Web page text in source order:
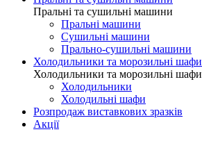
Пральні та сушильні машини
Пральні машини
Сушильні машини
Прально-сушильні машини
Холодильники та морозильні шафи
Холодильники та морозильні шафи
Холодильники
Холодильні шафи
Розпродаж виставкових зразків
Акції